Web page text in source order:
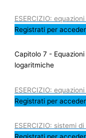
ESERCIZIO:
Registrati per
Capitolo 7 -
logaritmiche
ESERCIZIO:
Registrati per
ESERCIZIO: sistemi